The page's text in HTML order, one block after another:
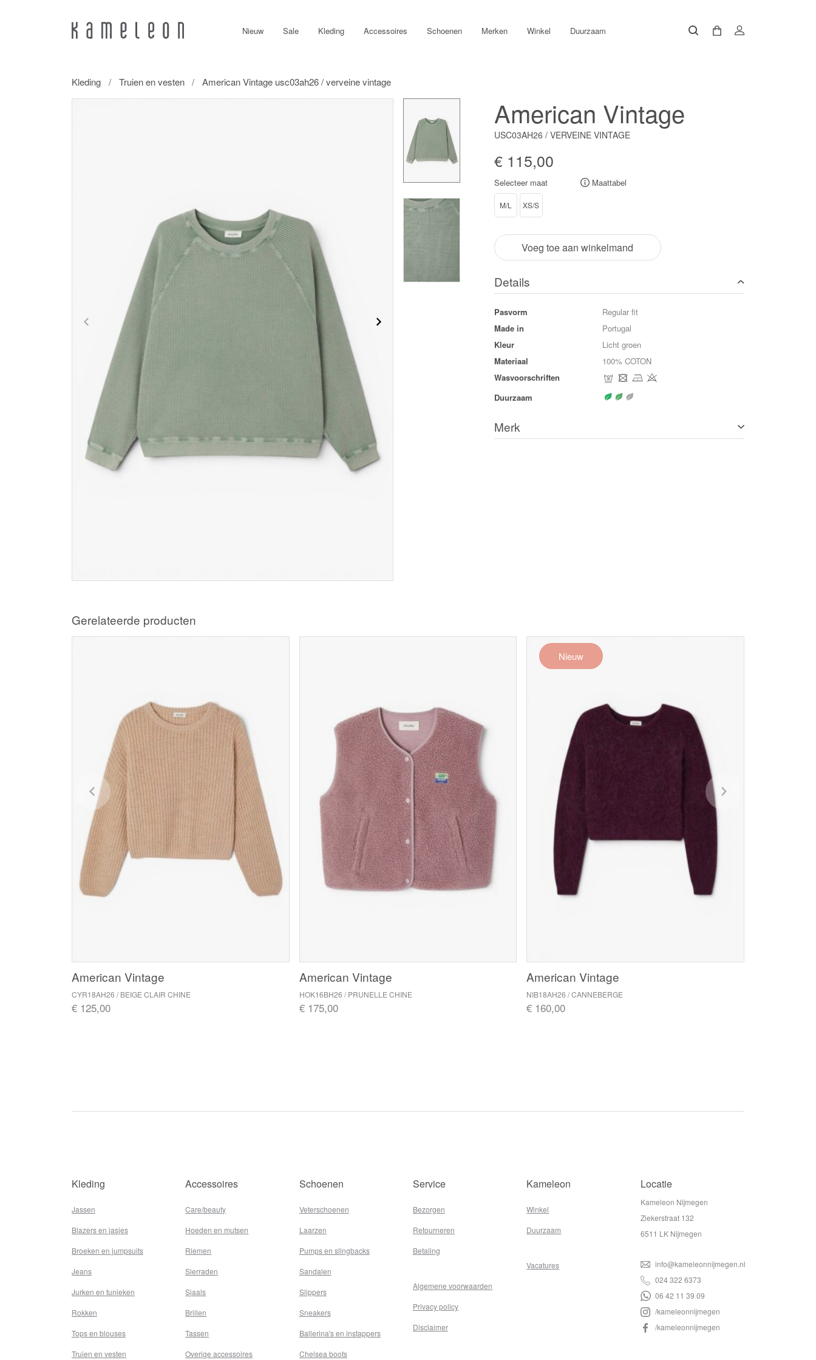
Nieuw Sale Kleding Accessoires Schoenen Merken Winkel Duurzaam
Kleding Truien en vesten American Vintage usc03ah26 / verveine vintage
American Vintage
USC03AH26 / VERVEINE VINTAGE
€ 115,00
Selecteer maat Maattabel
M/L XS/S
Voeg toe aan winkelmand
Details
Pasvorm
Regular fit
Made in
Portugal
Kleur
Licht groen
Materiaal
100% COTON
Wasvoorschriften
Duurzaam
Merk
Gerelateerde producten
American Vintage
CYR18AH26 / BEIGE CLAIR CHINE
€ 125,00
American Vintage
HOK16BH26 / PRUNELLE CHINE
€ 175,00
Nieuw
American Vintage
NIB18AH26 / CANNEBERGE
€ 160,00
Kleding
Jassen
Blazers en jasjes
Broeken en jumpsuits
Jeans
Jurken en tunieken
Rokken
Tops en blouses
Truien en vesten
Accessoires
Care/beauty
Hoeden en mutsen
Riemen
Sierraden
Sjaals
Brillen
Tassen
Overige accessoires
Schoenen
Veterschoenen
Laarzen
Pumps en slingbacks
Sandalen
Slippers
Sneakers
Ballerina's en instappers
Chelsea boots
Service
Bezorgen
Retourneren
Betaling
Algemene voorwaarden
Privacy policy
Disclaimer
Kameleon
Winkel
Duurzaam
Vacatures
Locatie
Kameleon Nijmegen
Ziekerstraat 132
6511 LK Nijmegen
info@kameleonnijmegen.nl
024 322 6373
06 42 11 39 09
/kameleonnijmegen
/kameleonnijmegen